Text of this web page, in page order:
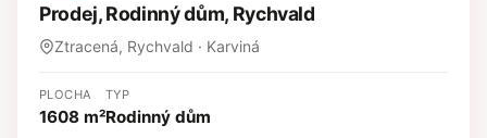
Prodej, Rodinný dům, Rychvald
Ztracená, Rychvald · Karviná
PLOCHA
1608 m²
TYP
Rodinný dům